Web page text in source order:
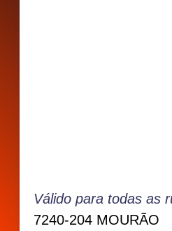
Válido para todas as
7240-204 MOURÃO